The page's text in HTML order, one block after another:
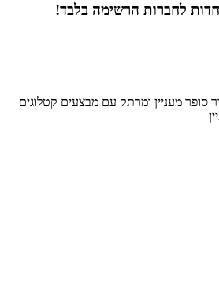
לחברות הרשימה בלבד!
סופר מעניין ומרתק עם מבצעים קטלוגים